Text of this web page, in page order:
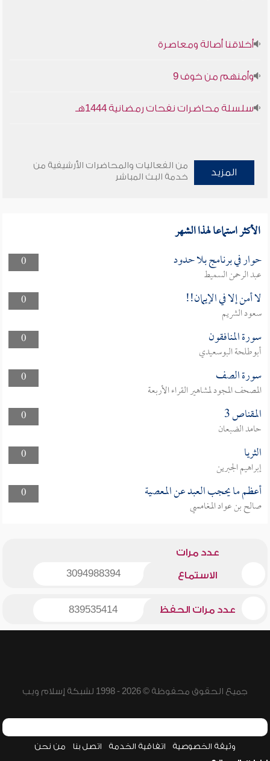
أخلاقنا أصالة ومعاصرة
وأمنهم من خوف 9
سلسلة محاضرات نفحات رمضانية 1444هـ
المزيد
من الفعاليات والمحاضرات الأرشيفية من
خدمة البث المباشر
الأكثر استماعا لهذا الشهر
0 حوار في برنامج بلا حدود
عبد الرحمن السميط
0
لا أمن إلا في الإيمان!!
سعود الشريم
0
سورة المنافقون
أبوطلحة البوسعيدي
0
سورة الصف
المصحف المجود لمشاهير القراء الأربعة
0
المقناص 3
حامد الضبعان
0
الثريا
إبراهيم الجبرين
0
أعظم ما يحجب العبد عن المعصية
صالح بن عواد المغامسي
عدد مرات
الاستماع 3094988394
عدد مرات الحفظ 839535414
جميع الحقوق محفوظة © 2026 - 1998 لشبكة إسلام ويب
وثيقة الخصوصية اتفاقية الخدمة اتصل بنا من نحن